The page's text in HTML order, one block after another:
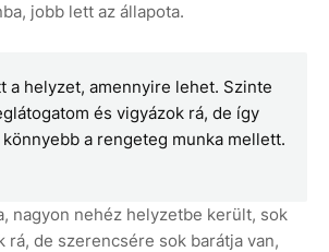
jobb lett az állapota.
a helyzet, amennyire lehet. Szinte
és vigyázok rá, de így
a rengeteg munka mellett.
nagyon nehéz helyzetbe került, sok
rá, de szerencsére sok barátja van,